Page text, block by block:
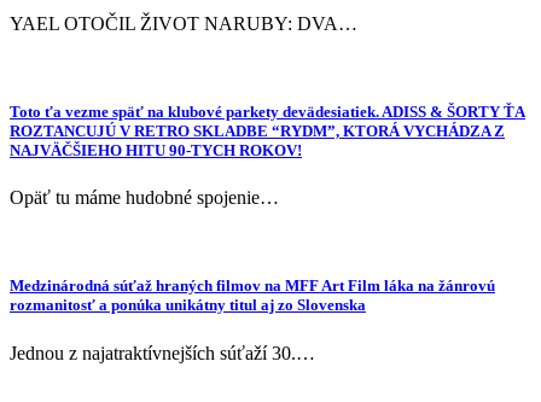
YAEL OTOČIL ŽIVOT NARUBY: DVA…
Toto ťa vezme späť na klubové parkety devädesiatiek. ADISS & ŠORTY ŤA
ROZTANCUJÚ V RETRO SKLADBE “RYDM”, KTORÁ VYCHÁDZA Z
NAJVÄČŠIEHO HITU 90-TYCH ROKOV!
Opäť tu máme hudobné spojenie…
Medzinárodná súťaž hraných filmov na MFF Art Film láka na žánrovú
rozmanitosť a ponúka unikátny titul aj zo Slovenska
Jednou z najatraktívnejších súťaží 30.…